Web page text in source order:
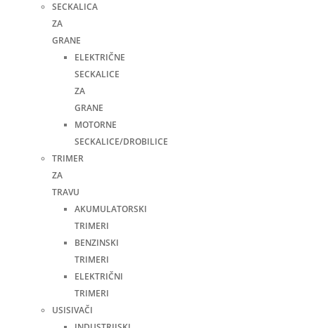
SECKALICA
ZA
GRANE
ELEKTRIČNE
SECKALICE
ZA
GRANE
MOTORNE
SECKALICE/DROBILICE
TRIMER
ZA
TRAVU
AKUMULATORSKI
TRIMERI
BENZINSKI
TRIMERI
ELEKTRIČNI
TRIMERI
USISIVAČI